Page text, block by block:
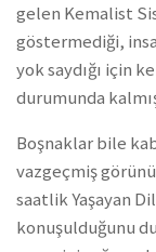
gelen Kemalist
göstermediği,
yok saydığı için
durumunda
Boşnaklar bile
vazgeçmiş
saatlik Yaşayan
konuşulduğunu